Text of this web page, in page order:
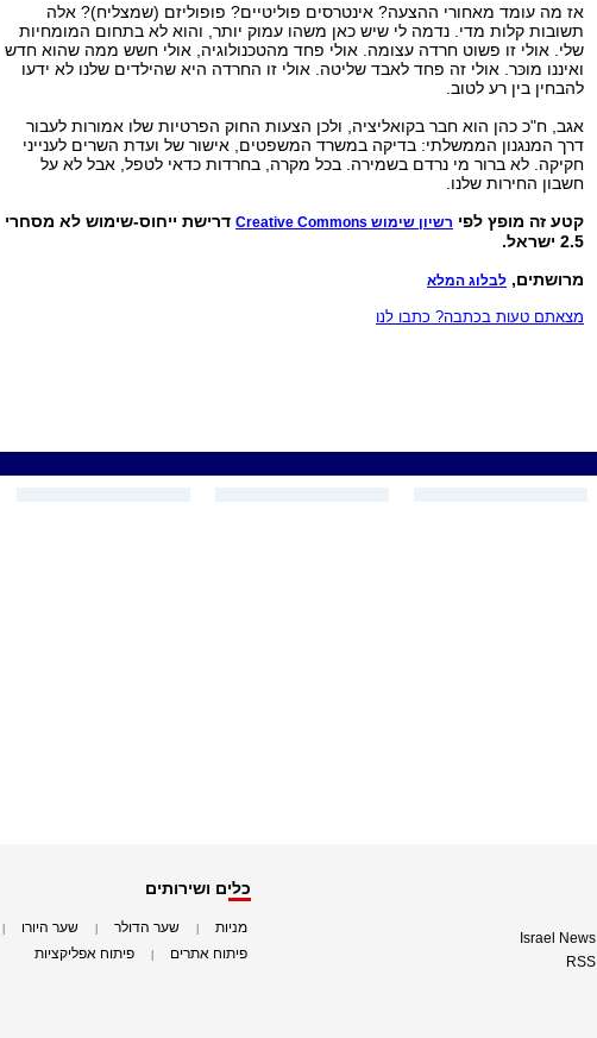
אז מה עומד מאחורי ההצעה? אינטרסים פוליטיים? פופוליזם (שמצליח)? אלה
תשובות קלות מדי. נדמה לי שיש כאן משהו עמוק יותר, והוא לא בתחום המומחיות
שלי. אולי זו פשוט חרדה עצומה. אולי פחד מהטכנולוגיה, אולי חשש ממה שהוא חדש
ואיננו מוכּר. אולי זה פחד לאבד שליטה. אולי זו החרדה היא שהילדים שלנו לא ידעו
להבחין בין רע לטוב.
אגב, ח"כ כהן הוא חבר בקואליציה, ולכן הצעות החוק הפרטיות שלו אמורות לעבור
דרך המנגנון הממשלתי: בדיקה במשרד המשפטים, אישור של ועדת השרים לענייני
חקיקה. לא ברור מי נרדם בשמירה. בכל מקרה, בחרדות כדאי לטפל, אבל לא על
חשבון החירות שלנו.
קטע זה מופץ לפי רשיון שימוש Creative Commons
דרישת ייחוס-שימוש לא מסחרי
2.5 ישראל.
מרושתים, לבלוג המלא
מצאתם טעות בכתבה? כתבו לנו
Israel News
RSS
כלים ושירותים
מניות שער הדולר שער היורו
פיתוח אתרים פיתוח אפליקציות